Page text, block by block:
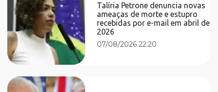
Talíria Petrone denuncia novas
ameaças de morte e estupro
recebidas por e-mail em abril de
2026
07/08/2026 22:20